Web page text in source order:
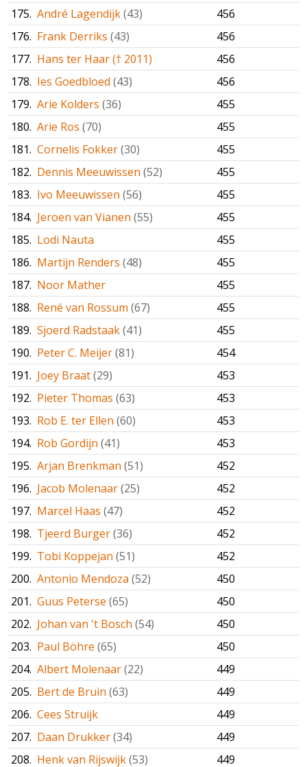
175. André Lagendijk(43)
456
176. Frank Derriks (43)
456
177. Hans ter Haar († 2011)
456
178. Ies Goedbloed (43)
456
179. Arie Kolders (36)
455
180. Arie Ros (70)
455
181. Cornelis Fokker(30)
455
182. Dennis Meeuwissen (52)
455
183. Ivo Meeuwissen (56)
455
184. Jeroen van Vianen (55)
455
185. Lodi Nauta
455
186. Martijn Renders (48)
455
187. Noor Mather
455
188. René van Rossum (67)
455
189. Sjoerd Radstaak(41)
455
190. Peter C. Meijer(81)
454
191. Joey Braat(29)
453
192. Pieter Thomas (63)
453
193. Rob E. ter Ellen (60)
453
194. Rob Gordijn (41)
453
195. Arjan Brenkman (51)
452
196. Jacob Molenaar(25)
452
197. Marcel Haas (47)
452
198. Tjeerd Burger(36)
452
199. Tobi Koppejan (51)
452
200. Antonio Mendoza (52)
450
201. Guus Peterse (65)
450
202. Johan van 't Bosch (54)
450
203. Paul Böhre (65)
450
204. Albert Molenaar(22)
449
205. Bert de Bruin (63)
449
206. Cees Struijk
449
207. Daan Drukker(34)
449
208. Henk van Rijswijk(53)
449